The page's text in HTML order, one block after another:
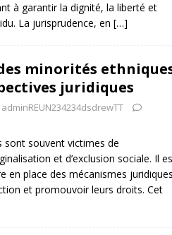
à garantir la dignité, la liberté et
La jurisprudence, en […]
minorités
juridiques
adminREUN234234dsdrewTT
sont souvent victimes de
et d’exclusion sociale. Il
en place des mécanismes juridiques
et promouvoir leurs droits. Cet